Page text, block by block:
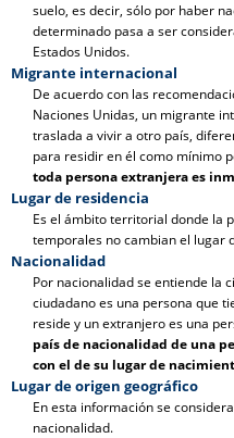
suelo, es decir, sólo por haber
determinado pasa a ser
Estados Unidos.
Migrante internacional
De acuerdo con las
Naciones Unidas, un migrante
traslada a vivir a otro país,
para residir en él como mínimo
toda persona extranjera es
Lugar de residencia
Es el ámbito territorial donde la
temporales no cambian el lugar
Nacionalidad
Por nacionalidad se entiende la
ciudadano es una persona que
reside y un extranjero es una
país de nacionalidad de una
con el de su lugar de
Lugar de origen geográfico
En esta información se
nacionalidad.